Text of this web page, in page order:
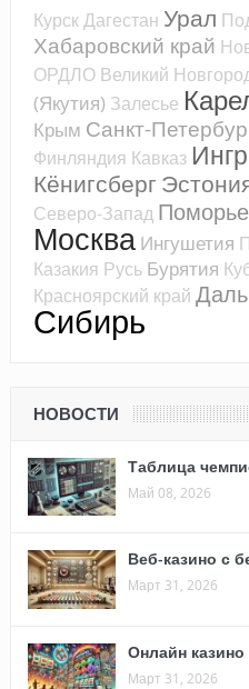
КурскДагестан Урал
Хабаровский край
ОРДЛО Великий
(Якутия) Залесье
Крым Санкт-
Финляндия Кавказ
Кёнигсберг
Северо-Запад Поморье
Москва Ингушетия
Казакия Русь Бурятия
Красноярский край
Сибирь
НОВОСТИ
Таблица
Май 08, 2026
Веб-казино с
Март 31, 2026
Онлайн
Март 31, 2026